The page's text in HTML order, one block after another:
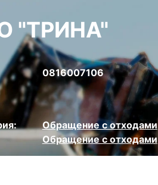
"ТРИНА"
0816007106
Обращение с отходами
Обращение с отходами